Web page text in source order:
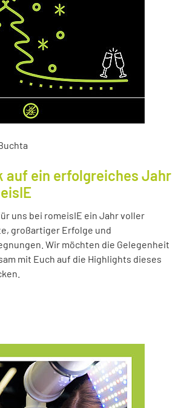
auf ein erfolgreiches Jahr
uns bei romeisIE ein Jahr voller
großartiger Erfolge und
Wir möchten die Gelegenheit
mit Euch auf die Highlights dieses